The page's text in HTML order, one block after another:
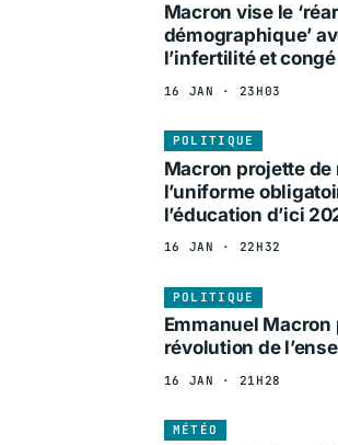
Macron vise le
démographique’
l’infertilité et
16 JAN · 23H03
POLITIQUE
Macron projette de
l’uniforme
l’éducation d’ici
16 JAN · 22H32
POLITIQUE
Emmanuel Macron
révolution de
16 JAN · 21H28
MÉTÉO